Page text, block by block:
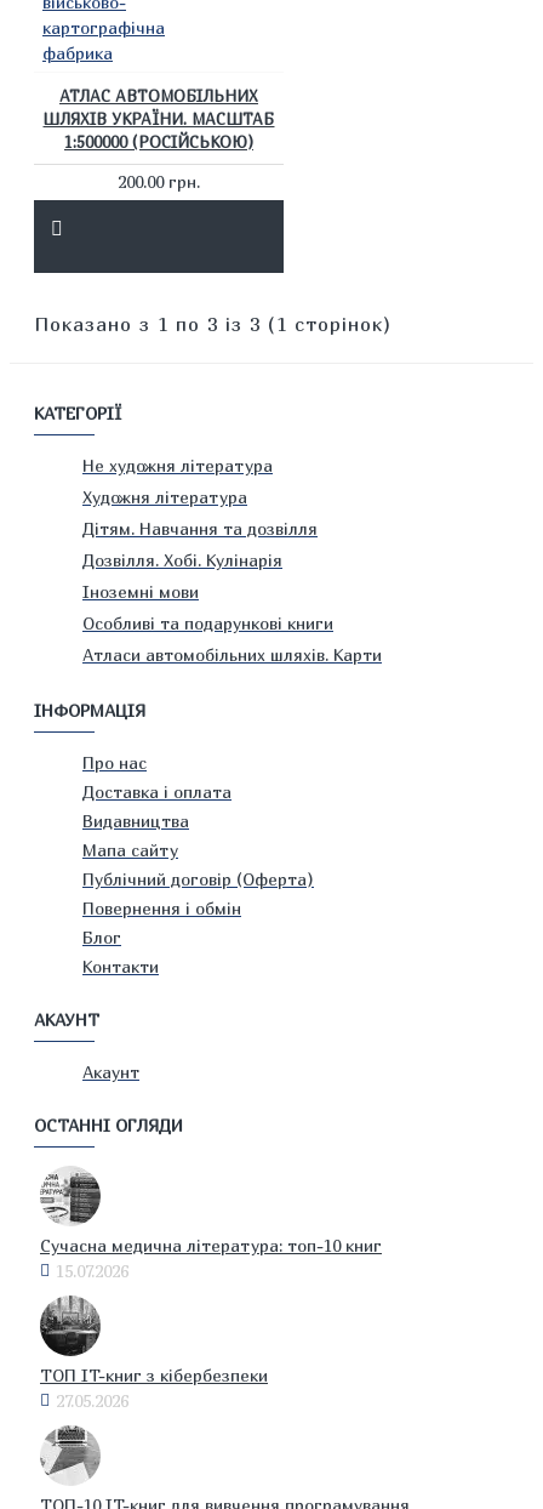
картографічна
фабрика
АТЛАС АВТОМОБІЛЬНИХ
ШЛЯХІВ УКРАЇНИ. МАСШТАБ
1:500000 (РОСІЙСЬКОЮ)
200.00 грн.
Показано з 1 по 3 із 3 (1 сторінок)
КАТЕГОРІЇ
Не художня література
Художня література
Дітям. Навчання та дозвілля
Дозвілля. Хобі. Кулінарія
Іноземні мови
Особливі та подарункові книги
Атласи автомобільних шляхів. Карти
ІНФОРМАЦІЯ
Про нас
Доставка і оплата
Видавництва
Мапа сайту
Публічний договір (Оферта)
Повернення і обмін
Блог
Контакти
АКАУНТ
Акаунт
ОСТАННІ ОГЛЯДИ
Сучасна медична література: топ-10 книг
15.07.2026
ТОП IT-книг з кібербезпеки
27.05.2026
ТОП-10 IT-книг для вивчення програмування